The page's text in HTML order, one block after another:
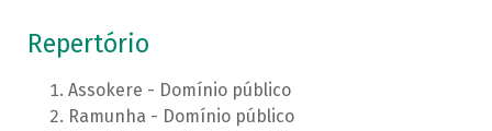
Repertório
Assokere - Domínio público
Ramunha - Domínio público